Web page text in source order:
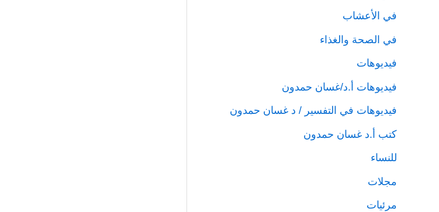
في الأعشاب
في الصحة والغذاء
فيديوهات
فيديوهات أ.د/غسان حمدون
فيديوهات في التفسير / د غسان حمدون
كتب أ.د غسان حمدون
للنساء
مجلات
مرئيات